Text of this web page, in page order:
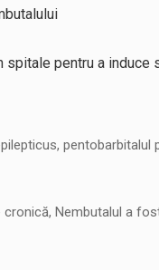
pentru a
Nembutalul a